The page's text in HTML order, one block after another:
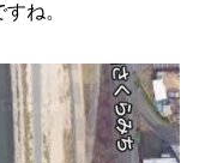
ね。